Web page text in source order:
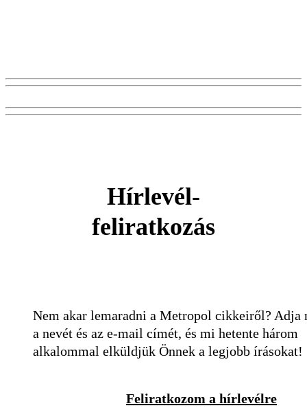
Hírlevél-
feliratkozás
Nem akar lemaradni a Metropol cikkeiről? Adja
a nevét és az e-mail címét, és mi hetente három
alkalommal elküldjük Önnek a legjobb írásokat!
Feliratkozom a hírlevélre